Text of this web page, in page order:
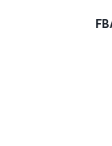
品お役立